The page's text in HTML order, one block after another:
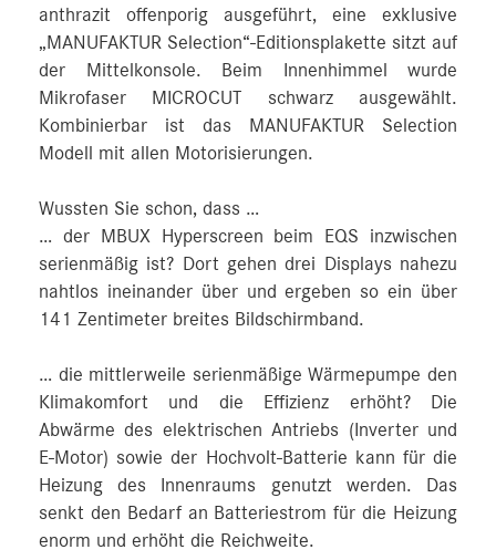
anthrazit offenporig ausgeführt, eine exklusive
„MANUFAKTUR Selection“-Editionsplakette sitzt auf
der Mittelkonsole. Beim Innenhimmel wurde
Mikrofaser MICROCUT schwarz ausgewählt.
Kombinierbar ist das MANUFAKTUR Selection
Modell mit allen Motorisierungen.
Wussten Sie schon, dass …
… der MBUX Hyperscreen beim EQS inzwischen
serienmäßig ist? Dort gehen drei Displays nahezu
nahtlos ineinander über und ergeben so ein über
141 Zentimeter breites Bildschirmband.
… die mittlerweile serienmäßige Wärmepumpe den
Klimakomfort und die Effizienz erhöht? Die
Abwärme des elektrischen Antriebs (Inverter und
E‑Motor) sowie der Hochvolt-Batterie kann für die
Heizung des Innenraums genutzt werden. Das
senkt den Bedarf an Batteriestrom für die Heizung
enorm und erhöht die Reichweite.